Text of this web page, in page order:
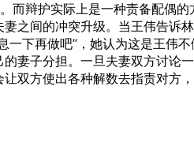
辩护实际上是一种责备配偶的
之间的冲突升级。当王伟告诉
一下再做吧”，她认为这是王伟
妻子分担。一旦夫妻双方讨论
双方使出各种解数去指责对方